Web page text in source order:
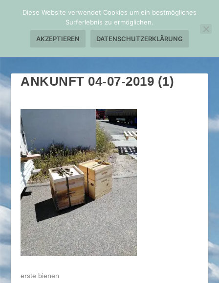
ANKUNFT 04-07-2019 (1)
erste bienen
Diese Website verwendet Cookies um ein bestmögliches
Surferlebnis zu ermöglichen.
AKZEPTIEREN DATENSCHUTZERKLÄRUNG